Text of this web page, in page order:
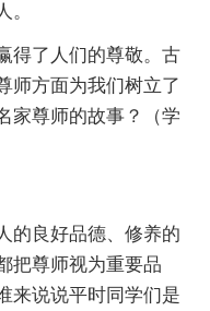
。
得了人们的尊敬。古
师方面为我们树立了
家尊师的故事？（学
的良好品德、修养的
把尊师视为重要品
来说说平时同学们是